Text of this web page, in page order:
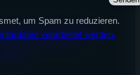
by Airtime.pro –
your own radio
um Spam zu reduzieren.
verarbeitet werden.